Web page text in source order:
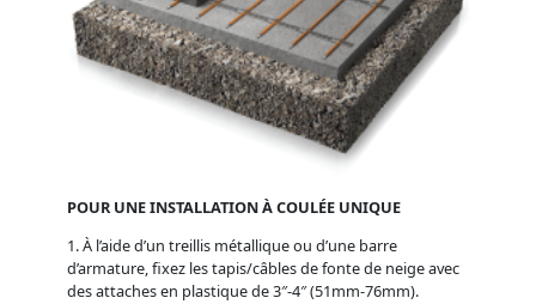
POUR UNE INSTALLATION À COULÉE UNIQUE
1. À l’aide d’un treillis métallique ou d’une barre
d’armature, fixez les tapis/câbles de fonte de neige avec
des attaches en plastique de 3″-4″ (51mm-76mm).